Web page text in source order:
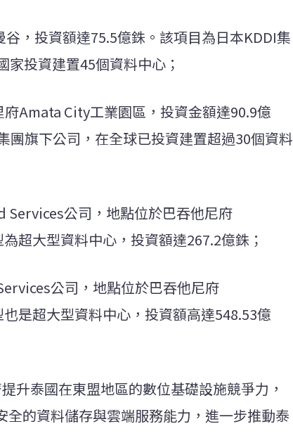
，投資額達75.5億銖。該項目為日本KDDI集
投資建置45個資料中心；
Amata City工業園區，投資金額達90.9億
團旗下公司，在全球已投資建置超過30個資料
公司，地點位於巴吞他尼府
超大型資料中心，投資額達267.2億銖；
公司，地點位於巴吞他尼府
是超大型資料中心，投資額高達548.53億
升泰國在東盟地區的數位基礎設施競爭力，
的資料儲存與雲端服務能力，進一步推動泰